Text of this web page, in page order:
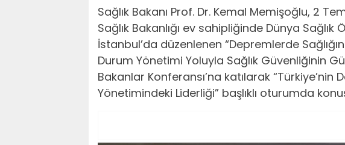
Sağlık Bakanı Prof. Dr. Kemal Memişoğlu, 2
Sağlık Bakanlığı ev sahipliğinde Dünya
İstanbul’da düzenlenen “Depremlerde
Durum Yönetimi Yoluyla Sağlık Güvenliğinin
Bakanlar Konferansı’na katılarak “Türkiye’nin
Yönetimindeki Liderliği” başlıklı oturumda